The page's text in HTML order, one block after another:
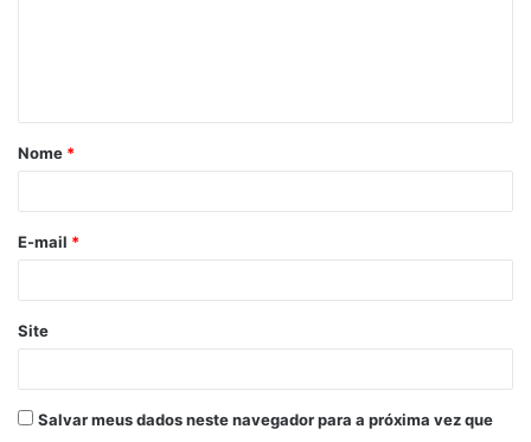
Nome *
E-mail *
Site
Salvar meus dados neste navegador para a próxima vez que